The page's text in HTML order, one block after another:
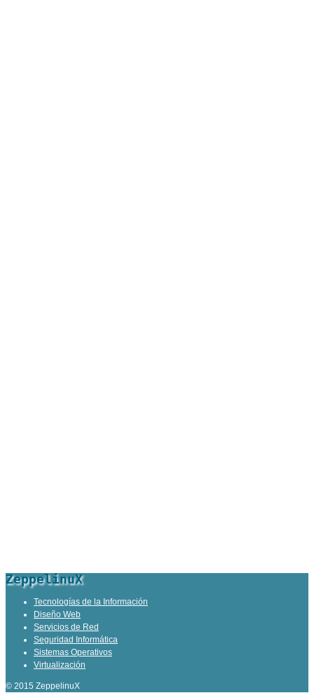
ZeppelinuX
Tecnologías de la Información
Diseño Web
Servicios de Red
Seguridad Informática
Sistemas Operativos
Virtualización
© 2015 ZeppelinuX